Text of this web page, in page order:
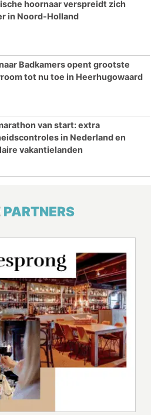
hoornaar verspreidt zich
in Noord-Holland
Badkamers opent grootste
tot nu toe in Heerhugowaard
van start: extra
in Nederland en
vakantielanden
PARTNERS